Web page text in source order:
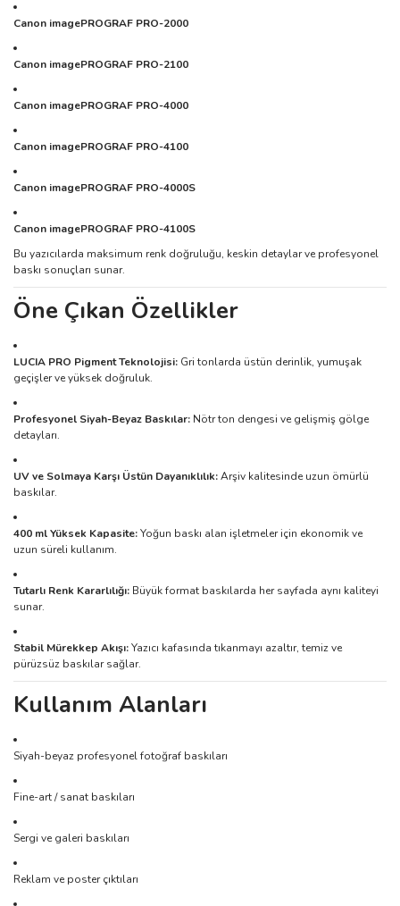
Canon imagePROGRAF PRO-2000
Canon imagePROGRAF PRO-2100
Canon imagePROGRAF PRO-4000
Canon imagePROGRAF PRO-4100
Canon imagePROGRAF PRO-4000S
Canon imagePROGRAF PRO-4100S
Bu yazıcılarda maksimum renk doğruluğu, keskin detaylar ve profesyonel
baskı sonuçları sunar.
Öne Çıkan Özellikler
LUCIA PRO Pigment Teknolojisi: Gri tonlarda üstün derinlik, yumuşak
geçişler ve yüksek doğruluk.
Profesyonel Siyah-Beyaz Baskılar: Nötr ton dengesi ve gelişmiş gölge
detayları.
UV ve Solmaya Karşı Üstün Dayanıklılık:Arşiv kalitesinde uzun ömürlü
baskılar.
400 ml Yüksek Kapasite:Yoğun baskı alan işletmeler için ekonomik ve
uzun süreli kullanım.
Tutarlı Renk Kararlılığı: Büyük format baskılarda her sayfada aynı kaliteyi
sunar.
Stabil Mürekkep Akışı:Yazıcı kafasında tıkanmayı azaltır, temiz ve
pürüzsüz baskılar sağlar.
Kullanım Alanları
Siyah-beyaz profesyonel fotoğraf baskıları
Fine-art / sanat baskıları
Sergi ve galeri baskıları
Reklam ve poster çıktıları